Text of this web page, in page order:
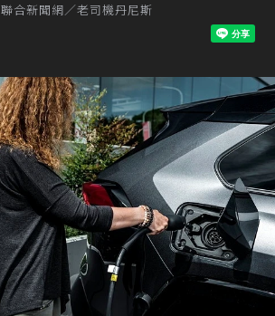
聯合新聞網／老司機丹尼斯